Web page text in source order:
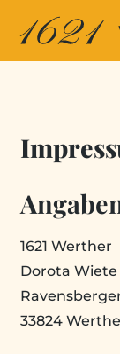
1621 Werther
Dorota Wiete
33824